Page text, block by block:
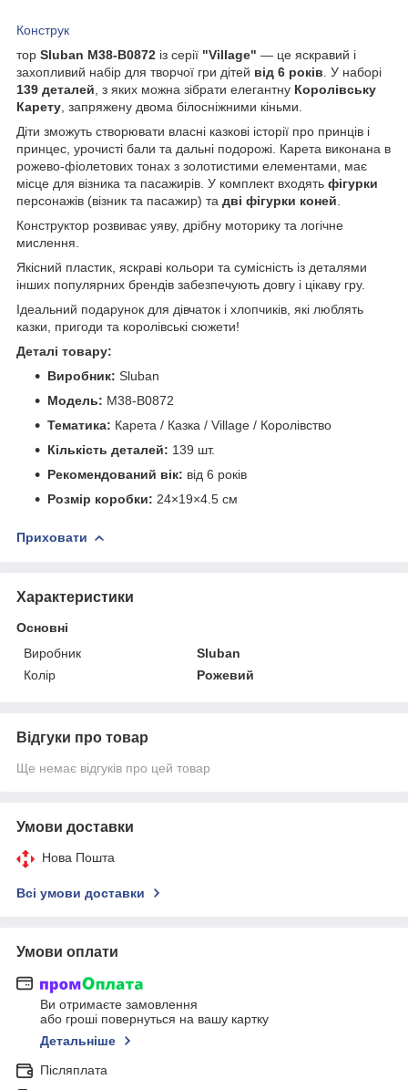
Конструк
тор Sluban M38-B0872 із серії "Village" — це яскравий і
захопливий набір для творчої гри дітей від 6 років . У наборі
139 деталей , з яких можна зібрати елегантну Королівську
Карету , запряжену двома білосніжними кіньми.
Діти зможуть створювати власні казкові історії про принців і
принцес, урочисті бали та дальні подорожі. Карета виконана в
рожево-фіолетових тонах з золотистими елементами, має
місце для візника та пасажирів. У комплект входять фігурки
персонажів (візник та пасажир) та дві фігурки коней
Конструктор розвиває уяву, дрібну моторику та логічне
мислення.
Якісний пластик, яскраві кольори та сумісність із деталями
інших популярних брендів забезпечують довгу і цікаву гру.
Ідеальний подарунок для дівчаток і хлопчиків, які люблять
казки, пригоди та королівські сюжети!
Деталі товару:
Виробник: Sluban
Модель: M38-B0872
Тематика: Карета / Казка / Village / Королівство
Кількість деталей: 139 шт.
Рекомендований вік: від 6 років
Розмір коробки: 24×19×4.5 см
Приховати
Характеристики
Основні
Виробник
Sluban
Колір
Рожевий
Відгуки про товар
Ще немає відгуків про цей товар
Умови доставки
Нова Пошта
Всі умови доставки
Умови оплати
Ви отримаєте замовлення
або гроші повернуться на вашу картку
Детальніше
Післяплата